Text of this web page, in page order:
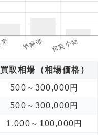
買取相場（相場価格）
500～300,000円
500～300,000円
1,000～100,000円